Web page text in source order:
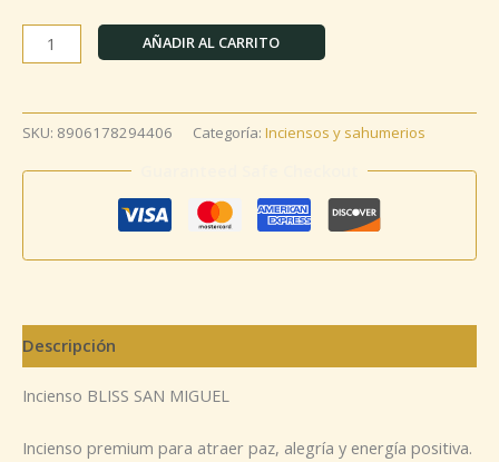
AÑADIR AL CARRITO
SKU: 8906178294406 Categoría: Inciensos y sahumerios
Descripción
Incienso BLISS SAN MIGUEL
Incienso premium para atraer paz, alegría y energía positiva.